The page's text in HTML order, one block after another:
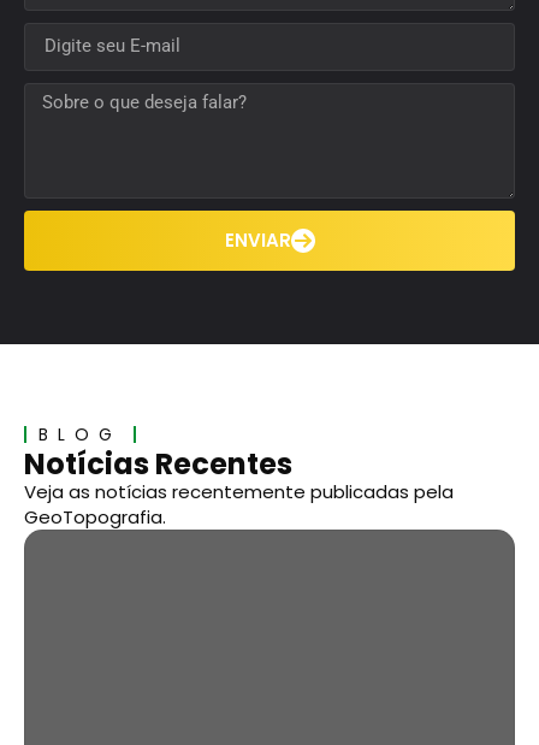
ENVIAR
BLOG
Notícias Recentes
Veja as notícias recentemente publicadas pela
GeoTopografia.